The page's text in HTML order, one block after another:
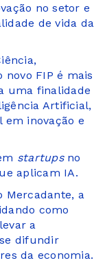
no setor e
de vida da
novo FIP é mais
uma finalidade
Artificial,
inovação e
startupsno
aplicam IA.
Mercadante, a
como
a
difundir
da economia.